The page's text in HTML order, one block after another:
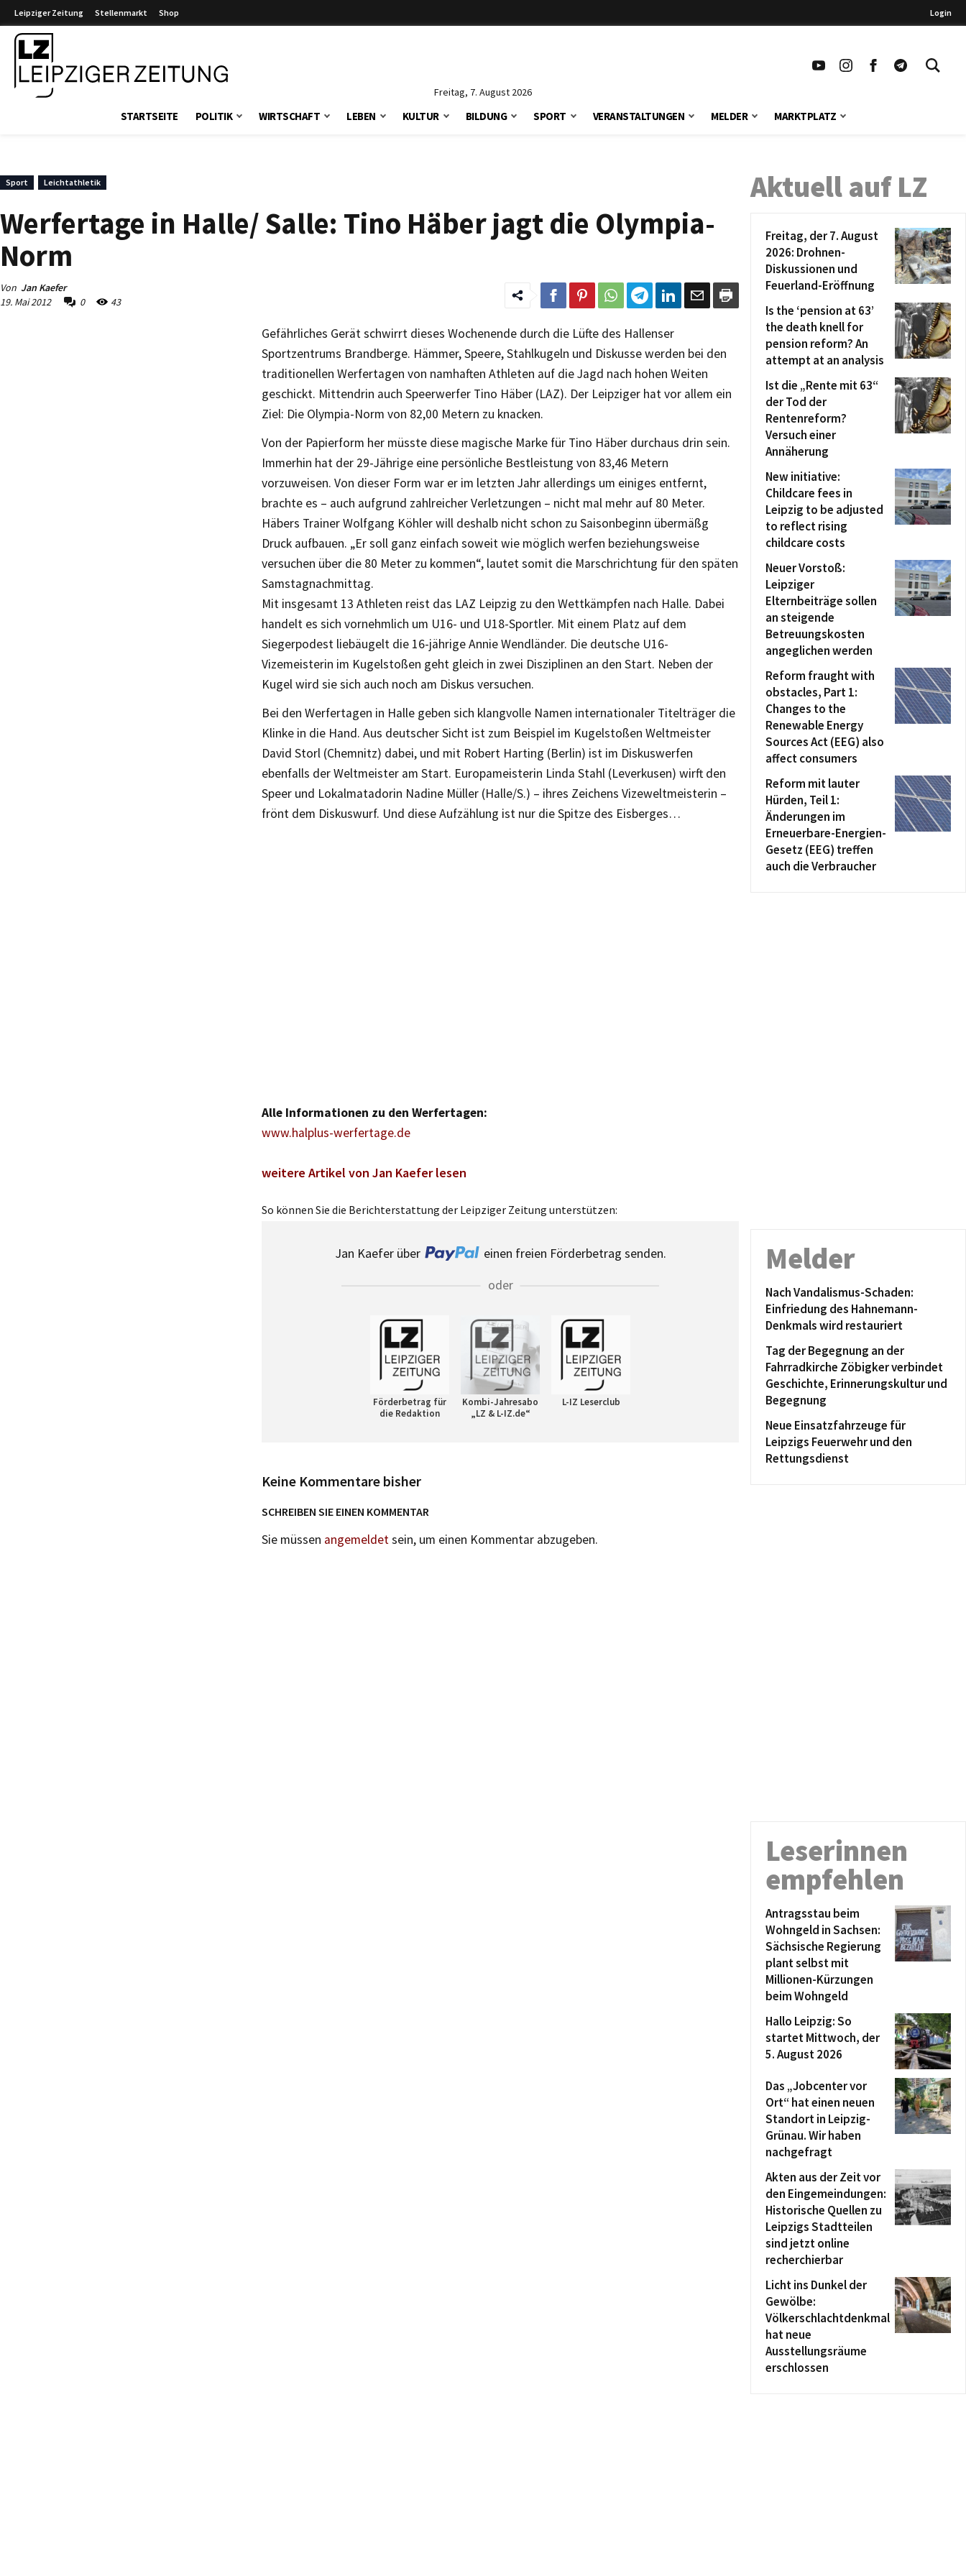
Leipziger Zeitung Stellenmarkt Shop Login
Freitag, 7. August 2026
STARTSEITE POLITIK WIRTSCHAFT LEBEN KULTUR BILDUNG SPORT VERANSTALTUNGEN MELDER MARKTPLATZ
Sport Leichtathletik
Werfertage in Halle/ Salle: Tino Häber jagt die Olympia-
Norm
Von Jan Kaefer
19. Mai 2012
0 43
Gefährliches Gerät schwirrt dieses Wochenende durch die Lüfte des Hallenser
Sportzentrums Brandberge. Hämmer, Speere, Stahlkugeln und Diskusse werden bei den
traditionellen Werfertagen von namhaften Athleten auf die Jagd nach hohen Weiten
geschickt. Mittendrin auch Speerwerfer Tino Häber (LAZ). Der Leipziger hat vor allem ein
Ziel: Die Olympia-Norm von 82,00 Metern zu knacken.
Von der Papierform her müsste diese magische Marke für Tino Häber durchaus drin sein.
Immerhin hat der 29-Jährige eine persönliche Bestleistung von 83,46 Metern
vorzuweisen. Von dieser Form war er im letzten Jahr allerdings um einiges entfernt,
brachte es – auch aufgrund zahlreicher Verletzungen – nicht mal mehr auf 80 Meter.
Häbers Trainer Wolfgang Köhler will deshalb nicht schon zu Saisonbeginn übermäßg
Druck aufbauen. „Er soll ganz einfach soweit wie möglich werfen beziehungsweise
versuchen über die 80 Meter zu kommen“, lautet somit die Marschrichtung für den späten
Samstagnachmittag.
Mit insgesamt 13 Athleten reist das LAZ Leipzig zu den Wettkämpfen nach Halle. Dabei
handelt es sich vornehmlich um U16- und U18-Sportler. Mit einem Platz auf dem
Siegerpodest liebäugelt die 16-jährige Annie Wendländer. Die deutsche U16-
Vizemeisterin im Kugelstoßen geht gleich in zwei Disziplinen an den Start. Neben der
Kugel wird sie sich auch noch am Diskus versuchen.
Bei den Werfertagen in Halle geben sich klangvolle Namen internationaler Titelträger die
Klinke in die Hand. Aus deutscher Sicht ist zum Beispiel im Kugelstoßen Weltmeister
David Storl (Chemnitz) dabei, und mit Robert Harting (Berlin) ist im Diskuswerfen
ebenfalls der Weltmeister am Start. Europameisterin Linda Stahl (Leverkusen) wirft den
Speer und Lokalmatadorin Nadine Müller (Halle/S.) – ihres Zeichens Vizeweltmeisterin –
frönt dem Diskuswurf. Und diese Aufzählung ist nur die Spitze des Eisberges…
Alle Informationen zu den Werfertagen:
www.halplus-werfertage.de
weitere Artikel von Jan Kaefer lesen
So können Sie die Berichterstattung der Leipziger Zeitung unterstützen:
Jan Kaefer über
einen freien Förderbetrag senden.
oder
Förderbetrag für
die Redaktion
Kombi-Jahresabo
„LZ & L-IZ.de“
L-IZ Leserclub
Keine Kommentare bisher
SCHREIBEN SIE EINEN KOMMENTAR
Sie müssen angemeldetsein, um einen Kommentar abzugeben.
Aktuell auf LZ
Freitag, der 7. August
2026: Drohnen-
Diskussionen und
Feuerland-Eröffnung
Is the ‘pension at 63’
the death knell for
pension reform? An
attempt at an analysis
Ist die „Rente mit 63“
der Tod der
Rentenreform?
Versuch einer
Annäherung
New initiative:
Childcare fees in
Leipzig to be adjusted
to reflect rising
childcare costs
Neuer Vorstoß:
Leipziger
Elternbeiträge sollen
an steigende
Betreuungskosten
angeglichen werden
Reform fraught with
obstacles, Part 1:
Changes to the
Renewable Energy
Sources Act (EEG) also
affect consumers
Reform mit lauter
Hürden, Teil 1:
Änderungen im
Erneuerbare-Energien-
Gesetz (EEG) treffen
auch die Verbraucher
Melder
Nach Vandalismus-Schaden:
Einfriedung des Hahnemann-
Denkmals wird restauriert
Tag der Begegnung an der
Fahrradkirche Zöbigker verbindet
Geschichte, Erinnerungskultur und
Begegnung
Neue Einsatzfahrzeuge für
Leipzigs Feuerwehr und den
Rettungsdienst
Leserinnen
empfehlen
Antragsstau beim
Wohngeld in Sachsen:
Sächsische Regierung
plant selbst mit
Millionen-Kürzungen
beim Wohngeld
Hallo Leipzig: So
startet Mittwoch, der
5. August 2026
Das „Jobcenter vor
Ort“ hat einen neuen
Standort in Leipzig-
Grünau. Wir haben
nachgefragt
Akten aus der Zeit vor
den Eingemeindungen:
Historische Quellen zu
Leipzigs Stadtteilen
sind jetzt online
recherchierbar
Licht ins Dunkel der
Gewölbe:
Völkerschlachtdenkmal
hat neue
Ausstellungsräume
erschlossen